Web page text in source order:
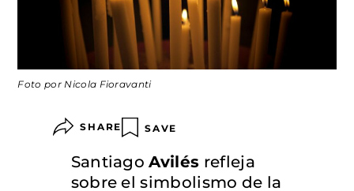
Foto por Nicola Fioravanti
SHARE SAVE
SantiagoAvilés refleja
sobre el simbolismo de la